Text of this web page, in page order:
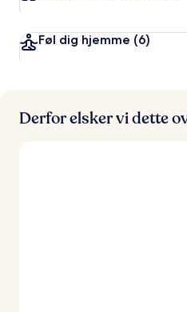
Føl dig hjemme (6)
Derfor elsker vi dette